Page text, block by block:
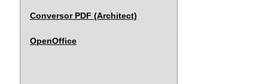
Conversor PDF (Architect)
OpenOffice